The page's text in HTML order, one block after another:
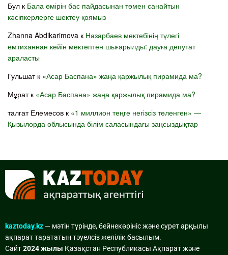
Бул к Бала өмірін бас пайдасынан төмен санайтын
кәсіпкерлерге шектеу қоямыз
Zhanna Abdikarimova к Назарбаев мектебінің түлегі
емтиханнан кейін мектептен шығарылды: дауға депутат
араласты
Гульшатк «Асар Баспана» жаңа қаржылық пирамида ма?
Мұратк «Асар Баспана» жаңа қаржылық пирамида ма?
талгат Елемесов к «1 миллион теңге негізсіз төленген» —
Қызылорда облысында білім саласындағы заңсыздықтар
kaztoday.kz — мәтін түрінде, бейнекөрініс және сурет арқылы
ақпарат тарататын тәуелсіз желілік басылым.
Сайт2024 жылы Қазақстан Республикасы Ақпарат және